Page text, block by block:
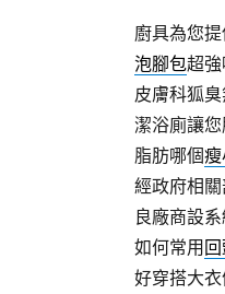
廚具為您
泡腳包超
皮膚科狐
潔浴廁讓
脂肪哪個
經政府相
良廠商設
如何常用
好穿搭大